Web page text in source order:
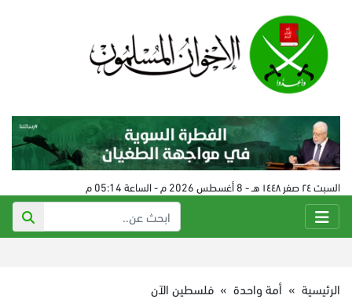
السبت ٢٤ صفر ١٤٤٨ هـ - 8 أغسطس 2026 م - الساعة 05:14 م
الرئيسية » أمة واحدة » فلسطين الآن